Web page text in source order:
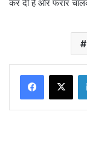
कर दी है और फरार